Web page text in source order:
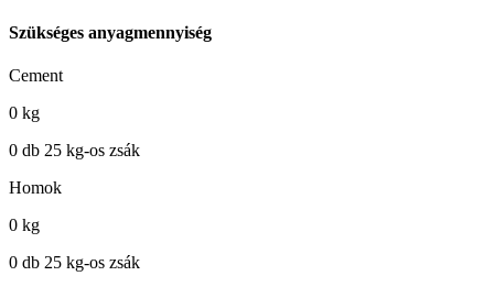
Szükséges anyagmennyiség
Cement
0 kg
0 db 25 kg-os zsák
Homok
0 kg
0 db 25 kg-os zsák